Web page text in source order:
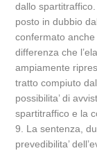
dallo
posto in dubbio
confermato
differenza che
ampiamente
tratto compiuto
possibilita’ di
spartitraffico e la
9. La sentenza,
prevedibilita’